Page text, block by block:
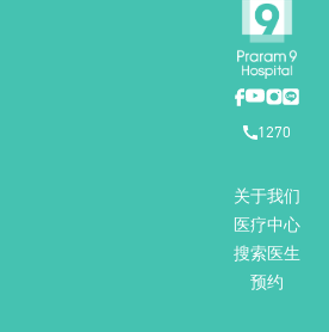
1270
关于我们
医疗中心
搜索医生
预约